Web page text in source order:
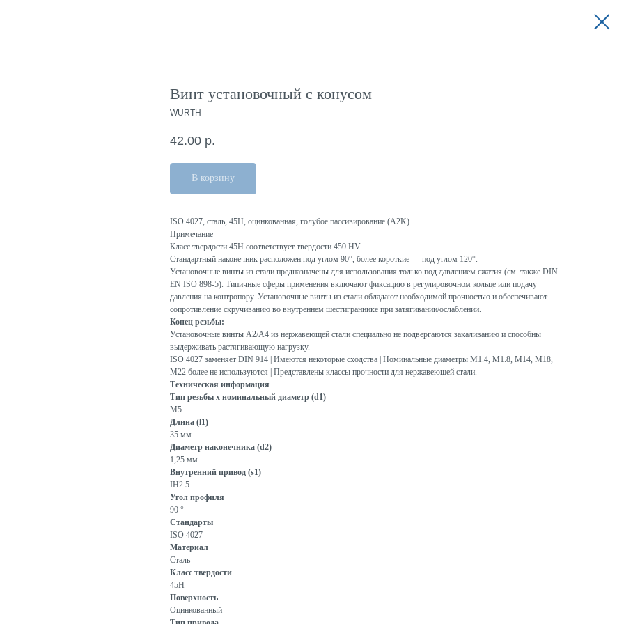
Винт установочный с конусом
WURTH
42.00 р.
В корзину
ISO 4027, сталь, 45H, оцинкованная, голубое пассивирование (A2K)
Примечание
Класс твердости 45H соответствует твердости 450 HV
Стандартный наконечник расположен под углом 90°, более короткие — под углом 120°.
Установочные винты из стали предназначены для использования только под давлением сжатия (см. также DIN
EN ISO 898-5). Типичные сферы применения включают фиксацию в регулировочном кольце или подачу
давления на контропору. Установочные винты из стали обладают необходимой прочностью и обеспечивают
сопротивление скручиванию во внутреннем шестиграннике при затягивании/ослаблении.
Конец резьбы:
Установочные винты A2/A4 из нержавеющей стали специально не подвергаются закаливанию и способны
выдерживать растягивающую нагрузку.
ISO 4027 заменяет DIN 914 | Имеются некоторые сходства | Номинальные диаметры M1.4, M1.8, M14, M18,
M22 более не используются | Представлены классы прочности для нержавеющей стали.
Техническая информация
Тип резьбы x номинальный диаметр (d1)
M5
Длина (l1)
35 мм
Диаметр наконечника (d2)
1,25 мм
Внутренний привод (s1)
IH2.5
Угол профиля
90 °
Стандарты
ISO 4027
Материал
Сталь
Класс твердости
45H
Поверхность
Оцинкованный